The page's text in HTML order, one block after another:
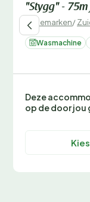
"Stygg" -
Denemarken/
Wasmachine
Deze
op de door jou